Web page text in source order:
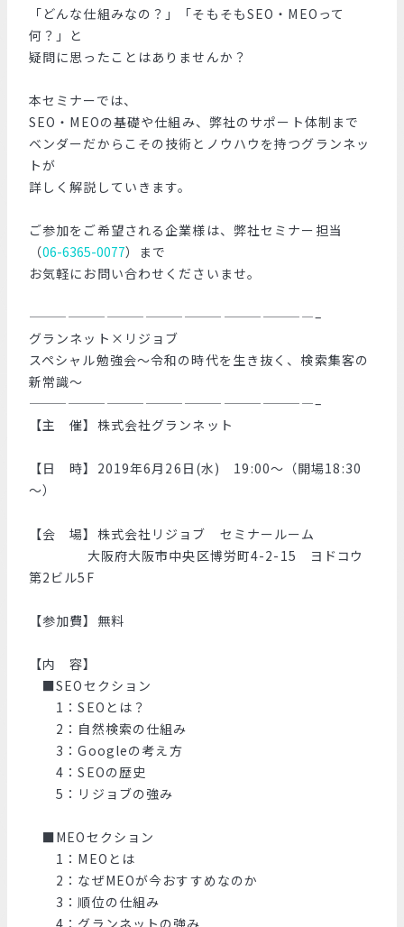
「どんな仕組みなの？」「そもそもSEO・MEOって
何？」と
疑問に思ったことはありませんか？
本セミナーでは、
SEO・MEOの基礎や仕組み、弊社のサポート体制まで
ベンダーだからこその技術とノウハウを持つグランネッ
トが
詳しく解説していきます。
ご参加をご希望される企業様は、弊社セミナー担当
（06-6365-0077）まで
お気軽にお問い合わせくださいませ。
——————————————————————–
グランネット×リジョブ
スペシャル勉強会～令和の時代を生き抜く、検索集客の
新常識～
——————————————————————–
【主 催】株式会社グランネット
【日 時】2019年6月26日(水) 19:00～（開場18:30
～）
【会 場】株式会社リジョブ セミナールーム
大阪府大阪市中央区博労町4-2-15 ヨドコウ
第2ビル5F
【参加費】無料
【内 容】
■SEOセクション
1：SEOとは？
2：自然検索の仕組み
3：Googleの考え方
4：SEOの歴史
5：リジョブの強み
■MEOセクション
1：MEOとは
2：なぜMEOが今おすすめなのか
3：順位の仕組み